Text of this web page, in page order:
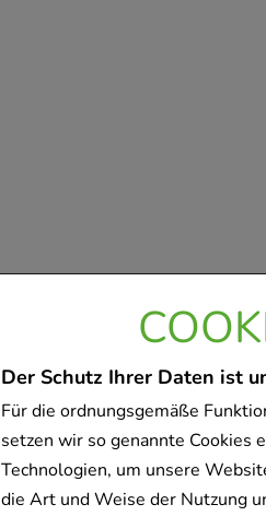
Der Schutz Ihrer Daten ist
Für die ordnungsgemäße
setzen wir so genannte Cookies
Technologien, um unsere
die Art und Weise der Nutzung